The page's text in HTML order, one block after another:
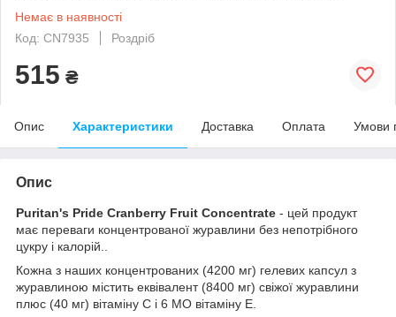
Немає в наявності
Код: CN7935
Роздріб
515 ₴
Опис Характеристики Доставка Оплата Умови
Опис
Puritan's Pride Cranberry Fruit Concentrate - цей продукт
має переваги концентрованої журавлини без непотрібного
цукру і калорій..
Кожна з наших концентрованих (4200 мг) гелевих капсул з
журавлиною містить еквівалент (8400 мг) свіжої журавлини
плюс (40 мг) вітаміну C і 6 МО вітаміну E.